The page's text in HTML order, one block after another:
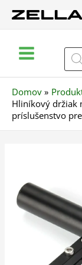
Menu
Domov
Hliníkový držiak
príslušenstvo
držiak
na
riadidlá